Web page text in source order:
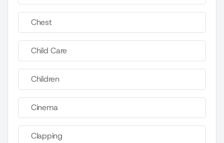
Chest
Child Care
Children
Cinema
Clapping